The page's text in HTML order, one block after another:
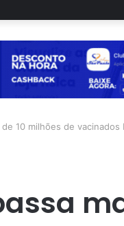
de 10 milhões de